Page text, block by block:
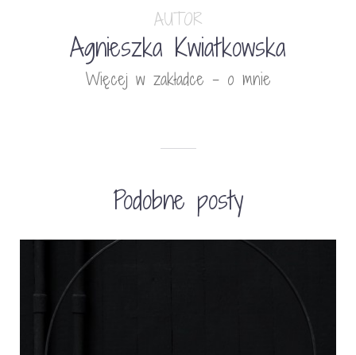
AUTOR
Agnieszka Kwiatkowska
Więcej w zakładce - o mnie
Podobne posty